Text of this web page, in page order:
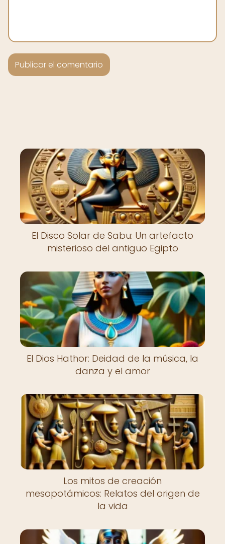
El Disco Solar de Sabu: Un artefacto
misterioso del antiguo Egipto
El Dios Hathor: Deidad de la música, la
danza y el amor
Los mitos de creación
mesopotámicos: Relatos del origen de
la vida